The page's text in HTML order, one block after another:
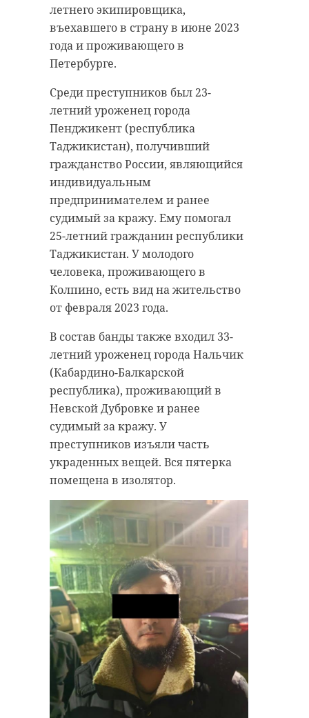
летнего экипировщика,
въехавшего в страну в июне 2023
года и проживающего в
Петербурге.
Среди преступников был 23-
летний уроженец города
Пенджикент (республика
Таджикистан), получивший
гражданство России, являющийся
индивидуальным
предпринимателем и ранее
судимый за кражу. Ему помогал
25-летний гражданин республики
Таджикистан. У молодого
человека, проживающего в
Колпино, есть вид на жительство
от февраля 2023 года.
В состав банды также входил 33-
летний уроженец города Нальчик
(Кабардино-Балкарской
республика), проживающий в
Невской Дубровке и ранее
судимый за кражу. У
преступников изъяли часть
украденных вещей. Вся пятерка
помещена в изолятор.